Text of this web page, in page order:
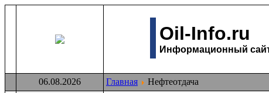
Oil-Info.ru
Информационный
06.08.2026
Главная
Нефтеотдача